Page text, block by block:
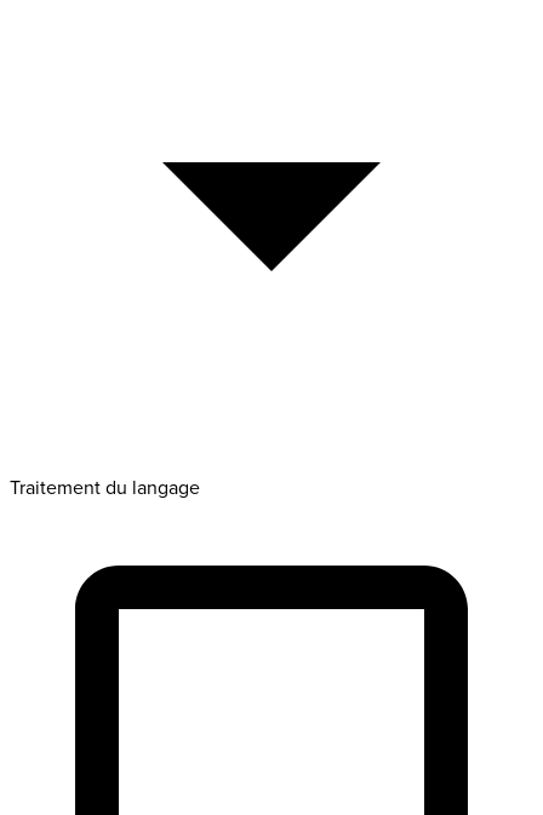
Traitement du langage